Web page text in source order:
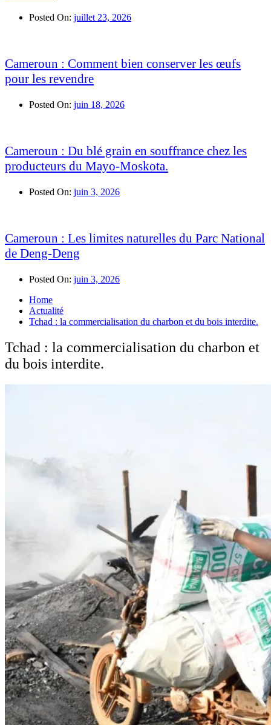
Posted On: juillet 23, 2026
Cameroun : Comment bien conserver les œufs
pour les revendre
Posted On: juin 18, 2026
Cameroun : Du blé grain en souffrance chez les
producteurs du Mayo-Moskota.
Posted On: juin 3, 2026
Cameroun : Les limites naturelles du Parc National
de Deng-Deng
Posted On: juin 3, 2026
Home
Actualité
Tchad : la commercialisation du charbon et du bois interdite.
Tchad : la commercialisation du charbon et
du bois interdite.